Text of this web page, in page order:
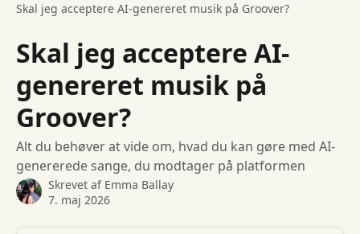
Skal jeg acceptere AI-genereret musik på Groover?
Skal jeg acceptere AI-
genereret musik på
Groover?
Alt du behøver at vide om, hvad du kan gøre med AI-
genererede sange, du modtager på platformen
Skrevet af Emma Ballay
7. maj 2026